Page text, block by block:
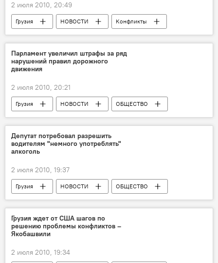
2 июля 2010, 20:49
Грузия НОВОСТИ Конфликты
Парламент увеличил штрафы за ряд
нарушений правил дорожного
движения
2 июля 2010, 20:21
Грузия НОВОСТИ ОБЩЕСТВО
Депутат потребовал разрешить
водителям "немного употреблять"
алкоголь
2 июля 2010, 19:37
Грузия НОВОСТИ ОБЩЕСТВО
Грузия ждет от США шагов по
решению проблемы конфликтов –
Якобашвили
2 июля 2010, 19:34